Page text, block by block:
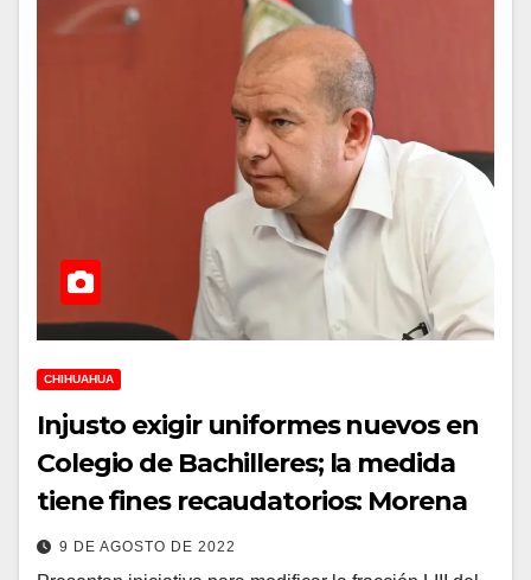
CHIHUAHUA
Injusto exigir uniformes nuevos en
Colegio de Bachilleres; la medida
tiene fines recaudatorios: Morena
9 DE AGOSTO DE 2022